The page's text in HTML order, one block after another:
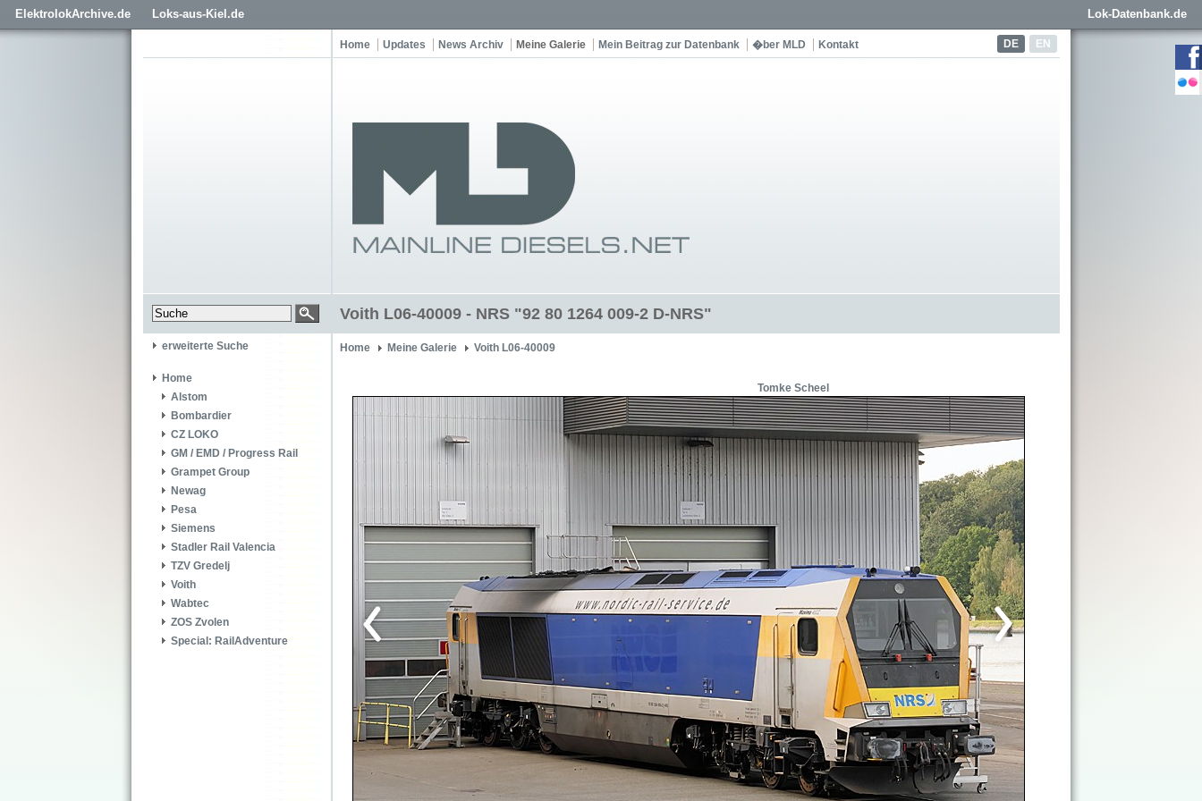
ElektrolokArchive.de Loks-aus-Kiel.de Lok-Datenbank.de
DE EN
Home Updates News Archiv Meine Galerie Mein Beitrag zur Datenbank �ber MLD Kontakt
Voith L06-40009 - NRS "92 80 1264 009-2 D-NRS"
erweiterte Suche
Home
Alstom
Bombardier
CZ LOKO
GM / EMD / Progress Rail
Grampet Group
Newag
Pesa
Siemens
Stadler Rail Valencia
TZV Gredelj
Voith
Wabtec
ZOS Zvolen
Special: RailAdventure
Home Meine Galerie Voith L06-40009
Tomke Scheel